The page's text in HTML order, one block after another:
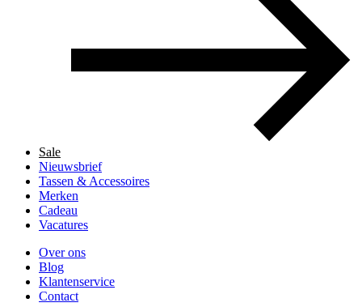
Sale
Nieuwsbrief
Tassen & Accessoires
Merken
Cadeau
Vacatures
Over ons
Blog
Klantenservice
Contact